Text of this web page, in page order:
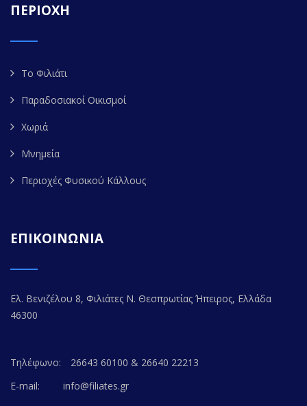
ΠΕΡΙΟΧΗ
Το Φιλιάτι
Παραδοσιακοί Οικισμοί
Χωριά
Μνημεία
Περιοχές Φυσικού Κάλλους
ΕΠΙΚΟΙΝΩΝΙΑ
Ελ. Βενιζέλου 8, Φιλιάτες Ν. Θεσπρωτίας Ήπειρος, Ελλάδα
46300
Τηλέφωνο:
26643 60100 & 26640 22213
E-mail:
info@filiates.gr